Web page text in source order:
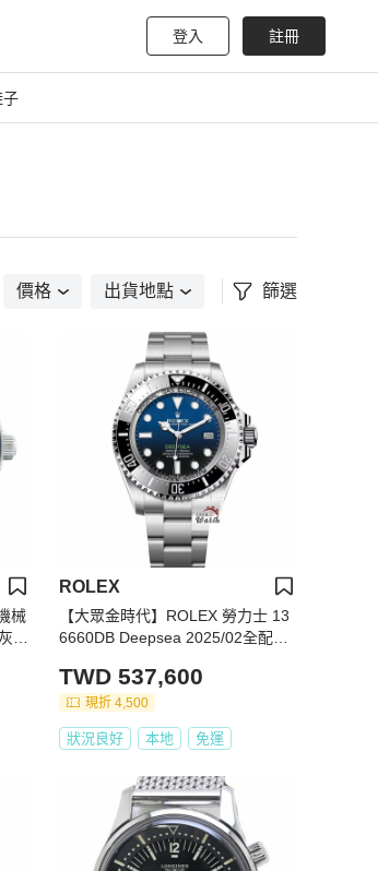
登入 註冊
子
價格 出貨地點 篩選
械
色
ROLEX
【大眾金時代】ROLEX 勞力士 13
6660DB Deepsea 2025/02全配件
膜 大眾金時代G217
TWD 537,600
現折 4,500
狀況良好 本地 免運